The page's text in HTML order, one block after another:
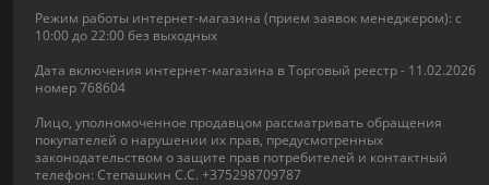
Режим работы интернет-магазина (прием заявок менеджером): с
10:00 до 22:00 без выходных
Дата включения интернет-магазина в Торговый реестр - 11.02.2026
номер 768604
Лицо, уполномоченное продавцом рассматривать обращения
покупателей о нарушении их прав, предусмотренных
законодательством о защите прав потребителей и контактный
телефон: Степашкин С.С. +375298709787